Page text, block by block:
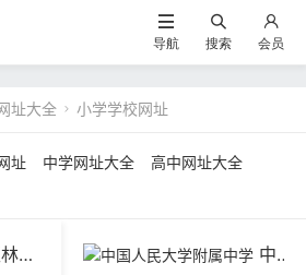
导航 搜索 会员
址大全  小学学校网址
址 中学网址大全
高中网址大全
玉林新世纪教育城 中国人民大学附属中学